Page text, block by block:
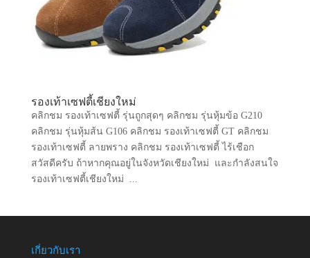
รองเท้าเซฟตี้เชียงใหม่
คลิกชม รองเท้าเซฟตี้ รุ่นถูกสุดๆ คลิกชม รุ่นหุ้มข้อ G210
คลิกชม รุ่นหุ้มส้น G106 คลิกชม รองเท้าเซฟตี้ GT คลิกชม
รองเท้าเซฟตี้ ลายพราง คลิกชม รองเท้าเซฟตี้ ไร้เชือก
สวัสดีครับ ถ้าหากคุณอยู่ในจังหวัดเชียงใหม่ และกำลังสนใจ
รองเท้าเซฟตี้เชียงใหม่ ...
เกี่ยวกับเรา